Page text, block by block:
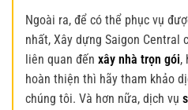
Ngoài ra, để có thể phục vụ
nhất, Xây dựng Saigon Central
liên quan đến xây nhà trọn gói,
hoàn thiện thì hãy tham khảo
chúng tôi. Và hơn nữa, dịch vụ